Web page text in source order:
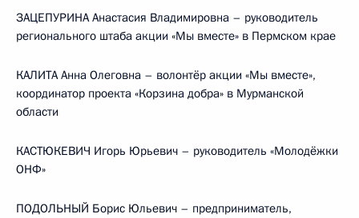
ЗАЦЕПУРИНА Анастасия Владимировна – руководитель
регионального штаба акции «Мы вместе» в Пермском крае
КАЛИТА Анна Олеговна – волонтёр акции «Мы вместе»,
координатор проекта «Корзина добра» в Мурманской
области
КАСТЮКЕВИЧ Игорь Юрьевич – руководитель «Молодёжки
ОНФ»
ПОДОЛЬНЫЙ Борис Юльевич – предприниматель,